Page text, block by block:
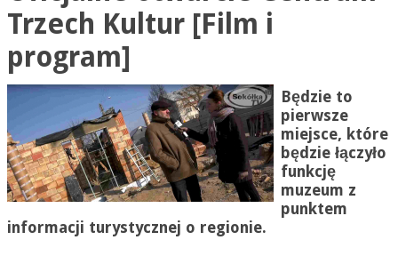
Trzech Kultur [Film i
program]
Będzie to
pierwsze
miejsce, które
będzie łączyło
funkcję
muzeum z
punktem
informacji turystycznej o regionie.